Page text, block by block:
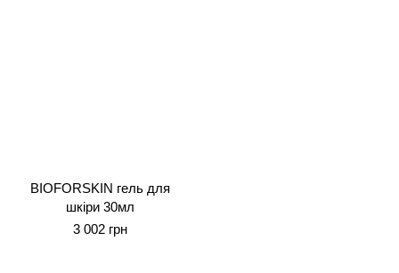
BIOFORSKIN гель для
шкіри 30мл
3 002 грн